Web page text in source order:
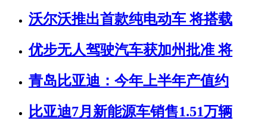
沃尔沃推出首款纯电动车 将搭载
优步无人驾驶汽车获加州批准 将
青岛比亚迪：今年上半年产值约
比亚迪7月新能源车销售1.51万辆